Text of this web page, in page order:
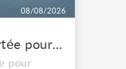
08/08/2026
Lampe déportée pour tableau PROCEDES HALLIER
pour